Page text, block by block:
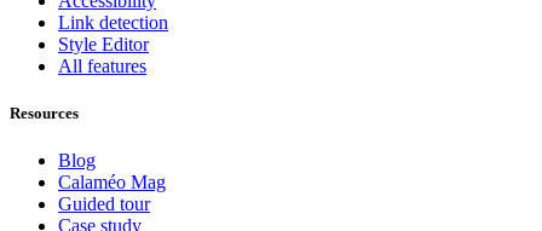
Link detection
Style Editor
All features
Resources
Blog
Calaméo Mag
Guided tour
Case study